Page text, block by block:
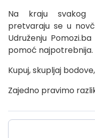
Na kraju svakog
pretvaraju se u
Udruženju
pomoć najpotrebnija.
Kupuj, skupljaj
Zajedno pravimo